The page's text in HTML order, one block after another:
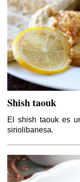
Shish taouk
El shish taouk es
siriolibanesa.